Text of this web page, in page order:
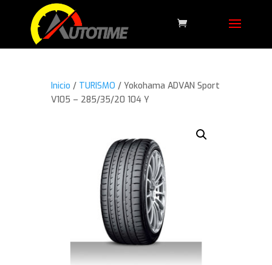
Inicio / TURISMO / Yokohama ADVAN Sport
V105 – 285/35/20 104 Y